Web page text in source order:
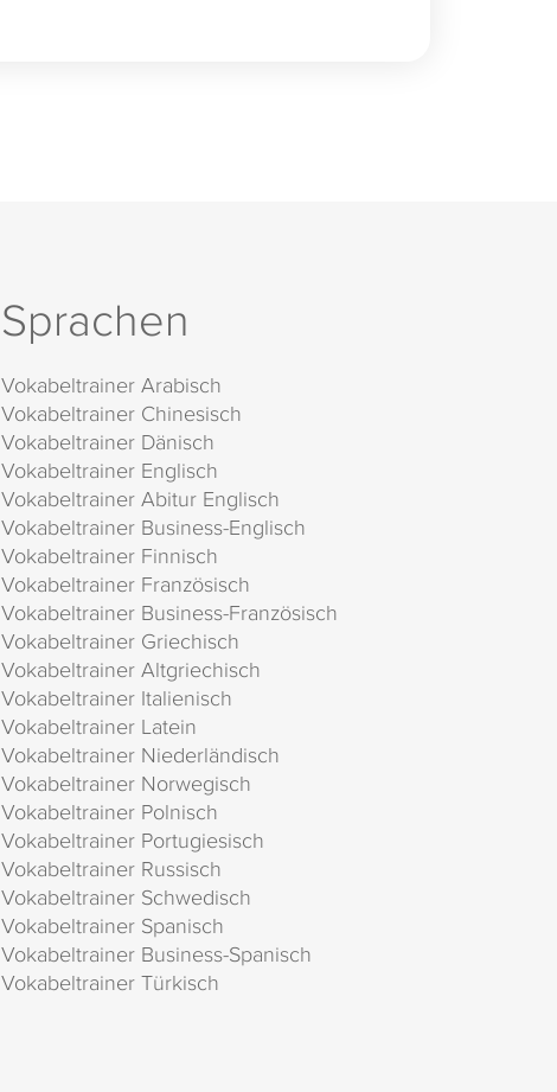
Sprachen
Vokabeltrainer Arabisch
Vokabeltrainer Chinesisch
Vokabeltrainer Dänisch
Vokabeltrainer Englisch
Vokabeltrainer Abitur Englisch
Vokabeltrainer Business-Englisch
Vokabeltrainer Finnisch
Vokabeltrainer Französisch
Vokabeltrainer Business-Französisch
Vokabeltrainer Griechisch
Vokabeltrainer Altgriechisch
Vokabeltrainer Italienisch
Vokabeltrainer Latein
Vokabeltrainer Niederländisch
Vokabeltrainer Norwegisch
Vokabeltrainer Polnisch
Vokabeltrainer Portugiesisch
Vokabeltrainer Russisch
Vokabeltrainer Schwedisch
Vokabeltrainer Spanisch
Vokabeltrainer Business-Spanisch
Vokabeltrainer Türkisch